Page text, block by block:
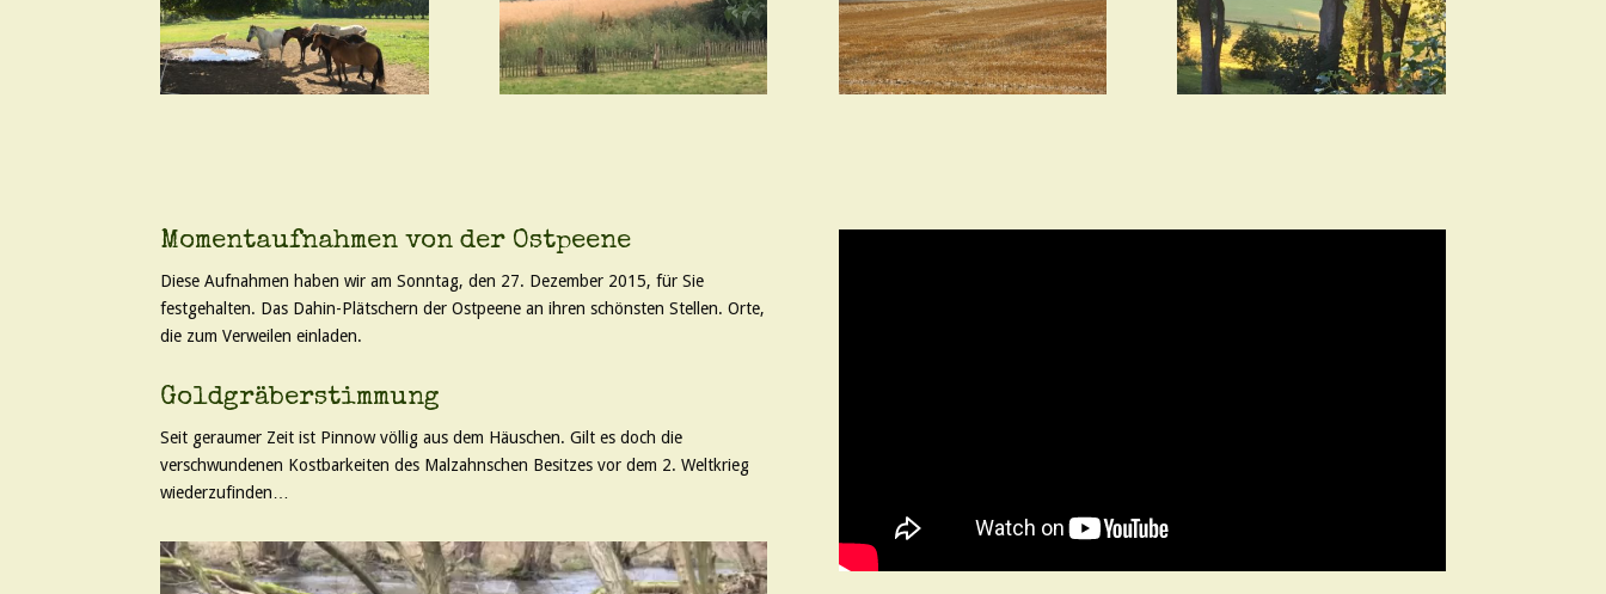
Momentaufnahmen von der Ostpeene
Diese Aufnahmen haben wir am Sonntag, den 27. Dezember 2015, für Sie
festgehalten. Das Dahin-Plätschern der Ostpeene an ihren schönsten Stellen. Orte,
die zum Verweilen einladen.
Goldgräberstimmung
Seit geraumer Zeit ist Pinnow völlig aus dem Häuschen. Gilt es doch die
verschwundenen Kostbarkeiten des Malzahnschen Besitzes vor dem 2. Weltkrieg
wiederzufinden…